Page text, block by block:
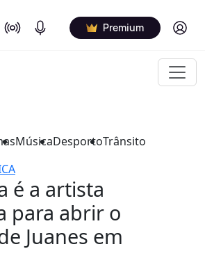
On Air Podcasts Premium Log in
MúsicaDesportoTrânsito
é a artista
para abrir o
Juanes em